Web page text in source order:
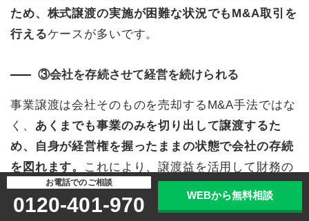
ため、株式譲渡の実施が困難な状況でもM&A取引を
行えるケースが多いです。
③会社を存続させて経営を続けられる
事業譲渡は会社そのものを売却するM&A手法ではな
く、 あくまでも事業のみを切り出して譲渡するた
め、自身が経営権を握ったままの状態で会社の存続
を図れます。 これにより、譲渡益を活用して財務の
健全化・新規事業の開拓などを実施することも可能
です。
お電話でのご相談
0120-401-970 WEBから無料相談